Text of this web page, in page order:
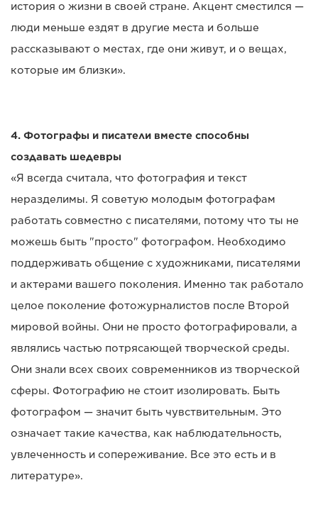
история о жизни в своей стране. Акцент сместился —
люди меньше ездят в другие места и больше
рассказывают о местах, где они живут, и о вещах,
которые им близки».
4. Фотографы и писатели вместе способны
создавать шедевры
«Я всегда считала, что фотография и текст
неразделимы. Я советую молодым фотографам
работать совместно с писателями, потому что ты не
можешь быть "просто" фотографом. Необходимо
поддерживать общение с художниками, писателями
и актерами вашего поколения. Именно так работало
целое поколение фотожурналистов после Второй
мировой войны. Они не просто фотографировали, а
являлись частью потрясающей творческой среды.
Они знали всех своих современников из творческой
сферы. Фотографию не стоит изолировать. Быть
фотографом — значит быть чувствительным. Это
означает такие качества, как наблюдательность,
увлеченность и сопереживание. Все это есть и в
литературе».